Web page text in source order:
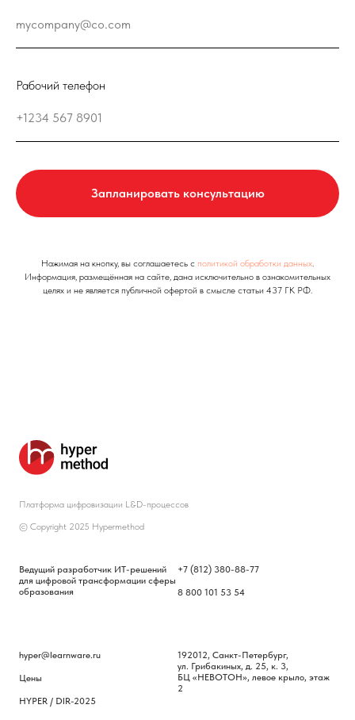
Рабочий телефон
Запланировать консультацию
Нажимая на кнопку, вы соглашаетесь с политикой обработки данных
Информация, размещённая на сайте, дана исключительно в ознакомительных
целях и не является публичной офертой в смысле статьи 437 ГК РФ.
Платформа цифровизации L&D-процессов
© Copyright 2025 Hypermethod
Ведущий разработчик ИТ-решений
для цифровой трансформации сферы
образования
+7 (812) 380-88-77
8 800 101 53 54
hyper@learnware.ru
Цены
HYPER / DIR-2025
192012, Санкт-Петербург,
ул. Грибакиных, д. 25, к. 3,
БЦ «НЕВОТОН», левое крыло, этаж
2